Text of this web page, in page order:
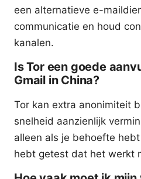
een alternatieve e-
communicatie en houd
kanalen.
Is Tor een goede
Gmail in China?
Tor kan extra anonimiteit
snelheid aanzienlijk
alleen als je behoefte
hebt getest dat het werkt